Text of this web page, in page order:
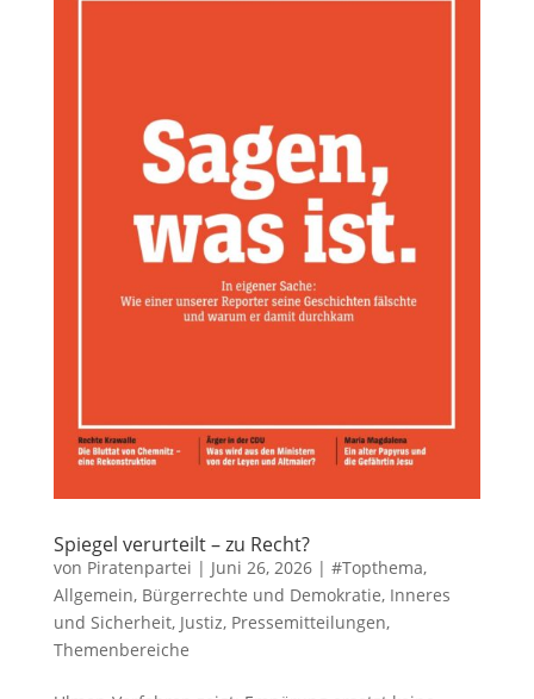
Spiegel verurteilt – zu Recht?
von Piratenpartei | Juni 26, 2026| #Topthema,
Allgemein, Bürgerrechte und Demokratie, Inneres
und Sicherheit, Justiz, Pressemitteilungen,
Themenbereiche